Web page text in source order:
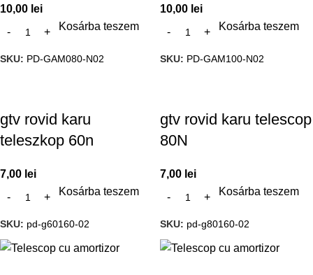
10,00 lei
Kosárba teszem
SKU: PD-GAM080-N02
10,00 lei
Kosárba teszem
SKU: PD-GAM100-N02
gtv rovid karu
teleszkop 60n
7,00 lei
Kosárba teszem
SKU: pd-g60160-02
gtv rovid karu telescop
80N
7,00 lei
Kosárba teszem
SKU: pd-g80160-02